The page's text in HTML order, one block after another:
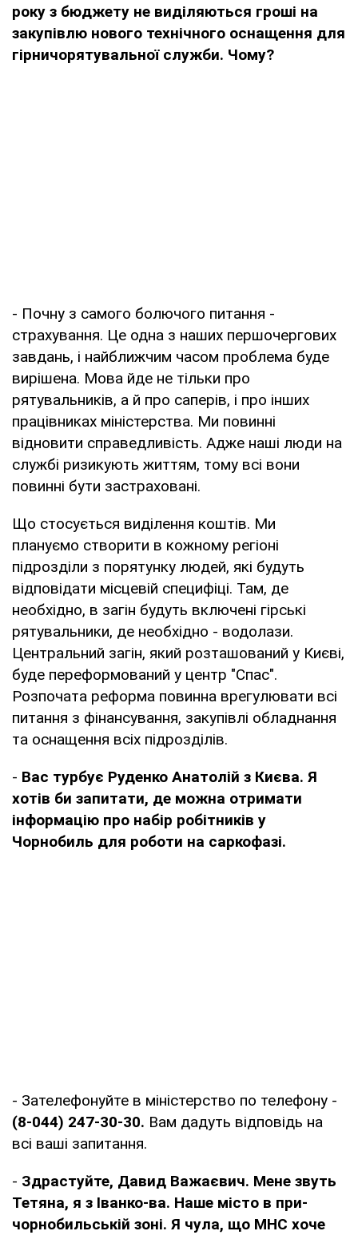
року з бюджету не виділяються гроші на
закупівлю нового технічного оснащення для
гірничорятувальної служби. Чому?
- Почну з самого болючого питання -
страхування. Це одна з наших першочергових
завдань, і найближчим часом проблема буде
вирішена. Мова йде не тільки про
рятувальників, а й про саперів, і про інших
працівниках міністерства. Ми повинні
відновити справедливість. Адже наші люди на
службі ризикують життям, тому всі вони
повинні бути застраховані.
Що стосується виділення коштів. Ми
плануємо створити в кожному регіоні
підрозділи з порятунку людей, які будуть
відповідати місцевій специфіці. Там, де
необхідно, в загін будуть включені гірські
рятувальники, де необхідно - водолази.
Центральний загін, який розташований у Києві,
буде переформований у центр "Спас".
Розпочата реформа повинна врегулювати всі
питання з фінансування, закупівлі обладнання
та оснащення всіх підрозділів.
- Вас турбує Руденко Анатолій з Києва. Я
хотів би запитати, де можна отримати
інформацію про набір робітників у
Чорнобиль для роботи на саркофазі.
- Зателефонуйте в міністерство по телефону -
(8-044) 247-30-30. Вам дадуть відповідь на
всі ваші запитання.
- Здрастуйте, Давид Важаєвич. Мене звуть
Тетяна, я з Іванко-ва. Наше місто в при-
чорнобильській зоні. Я чула, що МНС хоче